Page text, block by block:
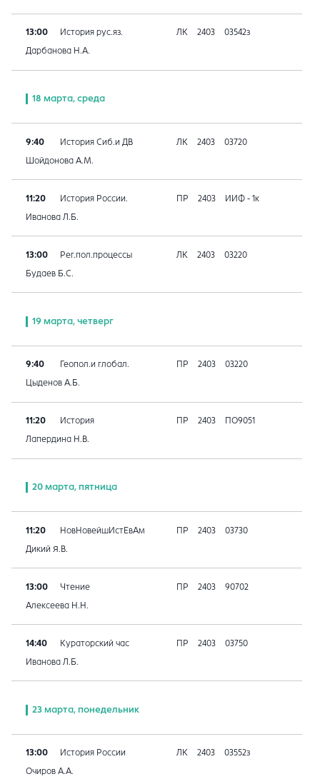
13:00 История рус.яз. ЛК 2403 03542з
Дарбанова Н.А.
18 марта, среда
9:40 История Сиб.и ДВ ЛК 2403 03720
Шойдонова А.М.
11:20 История России. ПР 2403 ИИФ - 1к
Иванова Л.Б.
13:00 Рег.пол.процессы ЛК 2403 03220
Будаев Б.С.
19 марта, четверг
9:40 Геопол.и глобал. ПР 2403 03220
Цыденов А.Б.
11:20 История ПР 2403 ПО9051
Лапердина Н.В.
20 марта, пятница
11:20 НовНовейшИстЕвАм ПР 2403 03730
Дикий Я.В.
13:00 Чтение ПР 2403 90702
Алексеева Н.Н.
14:40 Кураторский час ПР 2403 03750
Иванова Л.Б.
23 марта, понедельник
13:00 История России ЛК 2403 03552з
Очиров А.А.